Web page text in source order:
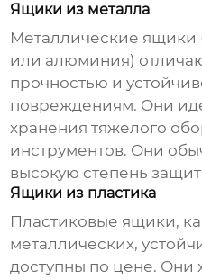
Ящики из металла
Металлические ящики
или алюминия)
прочностью и
повреждениям. Они
хранения тяжелого
инструментов. Они
высокую степень
Ящики из пластика
Пластиковые ящики,
металлических,
доступны по цене. Они